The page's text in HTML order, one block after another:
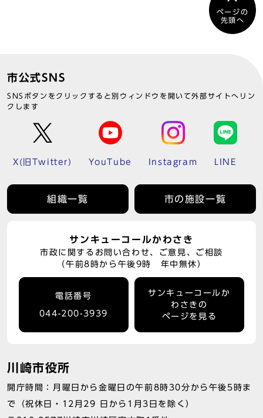
ページの
先頭へ
市公式SNS
SNSボタンをクリックすると別ウィンドウを開いて外部サイトへリン
クします
X(旧Twitter) YouTube Instagram LINE
組織一覧 市の施設一覧
サンキューコールかわさき
市政に関するお問い合わせ、ご意見、ご相談
（午前8時から午後9時 年中無休）
電話番号
044-200-3939
サンキューコールか
わさきの
ページを見る
川崎市役所
開庁時間：月曜日から金曜日の午前8時30分から午後5時ま
で（祝休日・12月29 日から1月3日を除く）